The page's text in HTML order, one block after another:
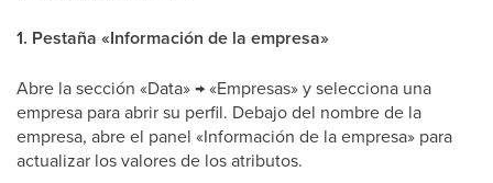
1. Pestaña «Información de la empresa»
Abre la sección «Data» → «Empresas» y selecciona una
empresa para abrir su perfil. Debajo del nombre de la
empresa, abre el panel «Información de la empresa» para
actualizar los valores de los atributos.